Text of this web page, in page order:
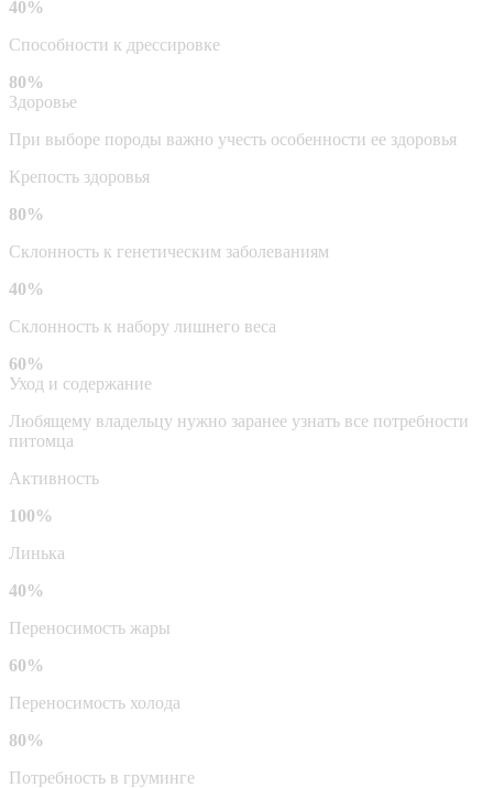
40%
Способности к дрессировке
80%
Здоровье
При выборе породы важно учесть особенности ее здоровья
Крепость здоровья
80%
Склонность к генетическим заболеваниям
40%
Склонность к набору лишнего веса
60%
Уход и содержание
Любящему владельцу нужно заранее узнать все потребности
питомца
Активность
100%
Линька
40%
Переносимость жары
60%
Переносимость холода
80%
Потребность в груминге